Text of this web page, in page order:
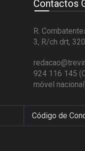
Contactos
R.
3, R/ch drt,
924 116 145
móvel
Código de